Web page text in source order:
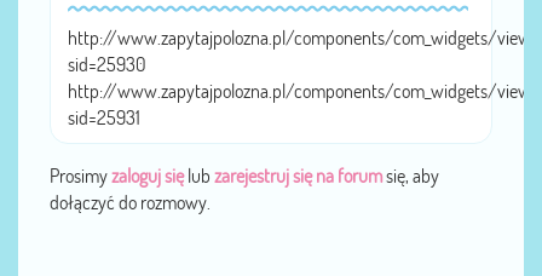
http://www.zapytajpolozna.pl/components/com_widgets/
sid=25930
http://www.zapytajpolozna.pl/components/com_widgets/
sid=25931
Prosimyzaloguj sięlub zarejestruj się na forumsię, aby
dołączyć do rozmowy.